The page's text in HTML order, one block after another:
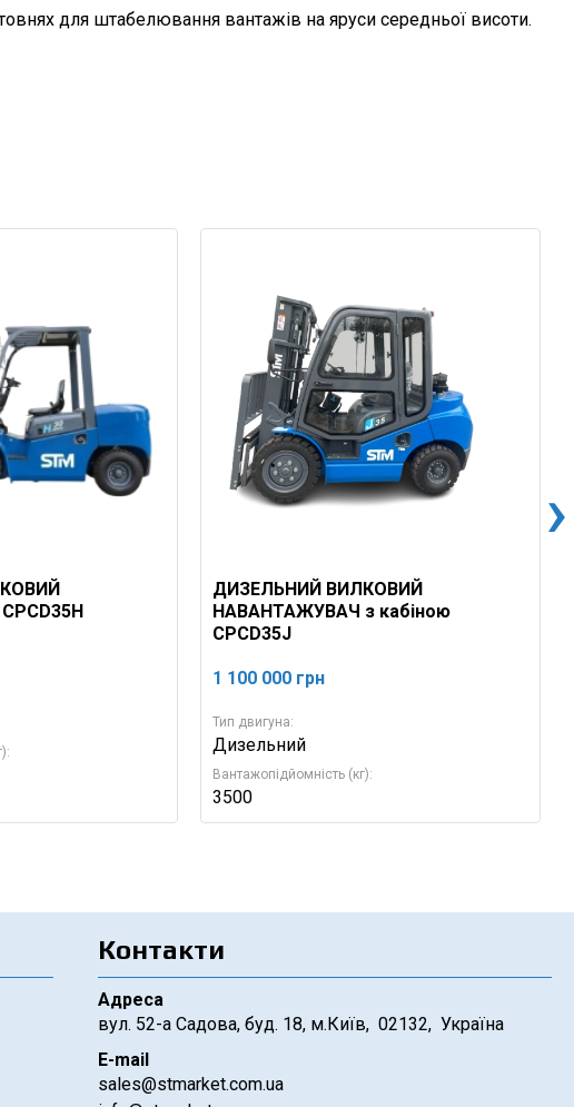
для штабелювання вантажів на яруси середньої висоти.
ДИЗЕЛЬНИЙ ВИЛКОВИЙ
НАВАНТАЖУВАЧ з кабіною
CPCD35J
1 100 000 грн
Тип двигуна:
Дизельний
Вантажопідйомність (кг):
3500
Контакти
Адреса
вул. 52-а Садова, буд. 18, м.Київ, 02132, Україна
E-mail
sales@stmarket.com.ua